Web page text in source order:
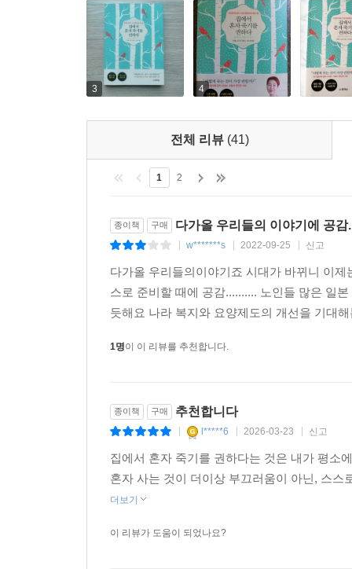
저자는 1인 가구의 행복지수(생활 만족도)가 2인
행복지수는 자녀의 유무와는 관계없다는 것, 요
결과를 통해 증명해 보인다. 자신이 살던 집에서
불가결할 때는 어떻게 해야 할까? 이때 이용해야
되고 그렇게 되면 ‘고독사’를 걱정할 필요가 없다는
저자는 일본의 대표적인 페미니스트인데 여성
(おひとりさまの最期)』 이상 세 권의 종결편
『집에서 혼자 죽기를 권하다』는 고령화 시대의
도서로는 이례적으로 아마존 종합 1위에 올랐
지금도 유효하다는 것을 증명해 보여주는 현상이다.
나이들수록 혼자 지내는 사람이 편안한 이유
지즈코가 제시하는 데이터에 의하면 전혀 다른
경우 고민은 적고 자식들 눈치 보지 않아도 되
데이터를 통해 제시한다. 또한 만족스런 노후를
지지 않고 자유롭게 살기 이상 세 가지 원칙을
뿐이라고 주장한다.
기존의 관념이나 통념에 반기를 들고 새로운 시
3 4
전체 리뷰 (41)
1 2
종이책 구매 다가올 우리들의 이야기에 공
w*******s 2022-09-25 신고
다가올 우리들의이야기죠 시대가 바뀌니 이
스로 준비할 때에 공감.......... 노인들 많은 일
듯해요 나라 복지와 요양제도의 개선을 기대
1명이 이 리뷰를 추천합니다.
종이책 구매 추천합니다
l*****6 2026-03-23 신고
집에서 혼자 죽기를 권하다는 것은 내가 평소
혼자 사는 것이 더이상 부끄러움이 아닌, 스
더보기
이 리뷰가 도움이 되었나요?